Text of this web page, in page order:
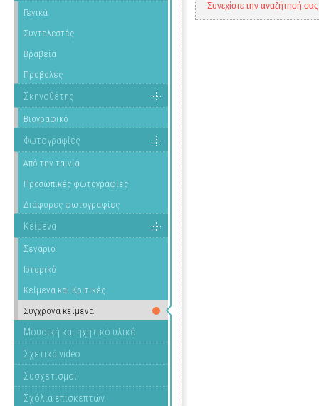
Γενικά
Συντελεστές
Βραβεία
Προβολές
Σκηνοθέτης
Βιογραφικό
Φωτογραφίες
Από την ταινία
Προσωπικές φωτογραφίες
Διάφορες φωτογραφίες
Κείμενα
Σενάριο
Ιστορικό
Κείμενα και Κριτικές
Σύγχρονα κείμενα
Μουσική και ηχητικό υλικό
Σχετικά video
Συσχετισμοί
Σχόλια επισκεπτών
Συνεχίστε την αναζήτησή